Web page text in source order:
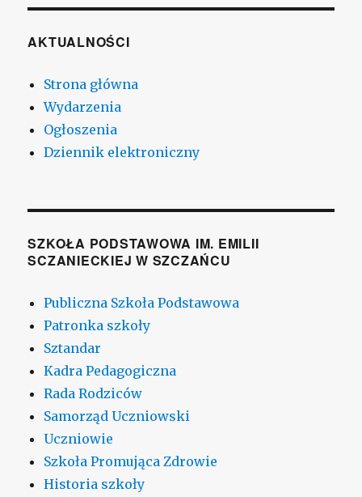
AKTUALNOŚCI
Strona główna
Wydarzenia
Ogłoszenia
Dziennik elektroniczny
SZKOŁA PODSTAWOWA IM. EMILII
SCZANIECKIEJ W SZCZAŃCU
Publiczna Szkoła Podstawowa
Patronka szkoły
Sztandar
Kadra Pedagogiczna
Rada Rodziców
Samorząd Uczniowski
Uczniowie
Szkoła Promująca Zdrowie
Historia szkoły